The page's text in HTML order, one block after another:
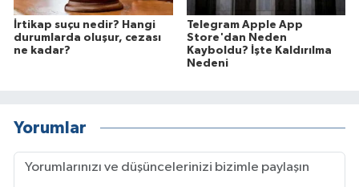
İrtikap suçu nedir? Hangi
durumlarda oluşur, cezası
ne kadar?
Telegram Apple App
Store'dan Neden
Kayboldu? İşte Kaldırılma
Nedeni
Yorumlar